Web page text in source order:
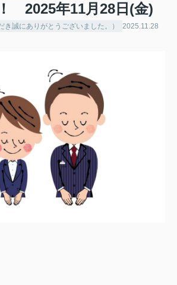
2025年11月28日(金)
き誠にありがとうございました。） 2025.11.28